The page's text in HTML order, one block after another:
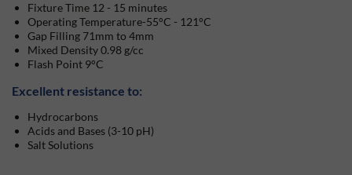
Fixture Time 12 - 15 minutes
Operating Temperature-55°C - 121°C
Gap Filling 71mm to 4mm
Mixed Density 0.98 g/cc
Flash Point 9°C
Excellent resistance to:
Hydrocarbons
Acids and Bases (3-10 pH)
Salt Solutions